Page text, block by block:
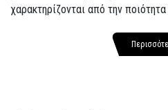
χαρακτηρίζονται από την